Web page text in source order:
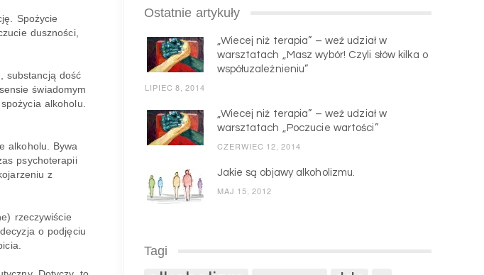
Spożycie
duszności,
substancją dość
świadomym
alkoholu.
alkoholu. Bywa
psychoterapii
z
rzeczywiście
o podjęciu
Ostatnie artykuły
„Wiecej niż terapia” – weź udział w
warsztatach „Masz wybór! Czyli słów kilka o
współuzależnieniu”
LIPIEC 8, 2014
„Wiecej niż terapia” – weź udział w
warsztatach „Poczucie wartości”
CZERWIEC 12, 2014
Jakie są objawy alkoholizmu.
MAJ 15, 2012
Tagi